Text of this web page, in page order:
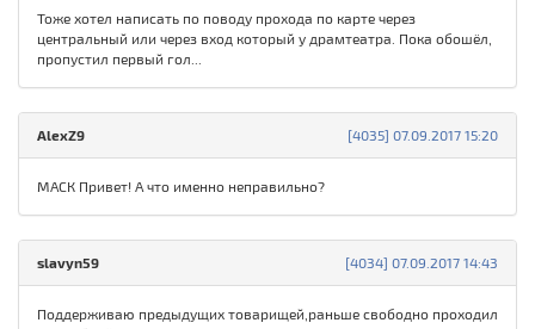
Тоже хотел написать по поводу прохода по карте через
центральный или через вход который у драмтеатра. Пока обошёл,
пропустил первый гол...
[4035] 07.09.2017 15:20
AlexZ9
МАСК Привет! А что именно неправильно?
[4034] 07.09.2017 14:43
slavyn59
Поддерживаю предыдущих товарищей,раньше свободно проходил